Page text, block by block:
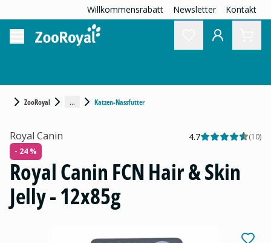
Willkommensrabatt Newsletter Kontakt
ZooRoyal ... Katzen-Nassfutter
Royal Canin 4.7 (10)
- 24 %
Royal Canin FCN Hair & Skin
Jelly - 12x85g